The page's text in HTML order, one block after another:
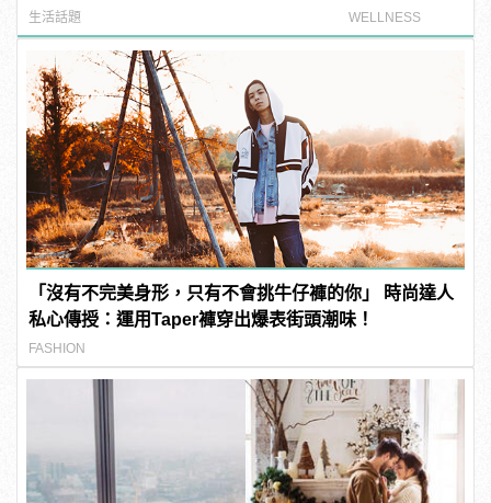
生活話題 WELLNESS
「沒有不完美身形，只有不會挑牛仔褲的你」 時尚達人
私心傳授：運用Taper褲穿出爆表街頭潮味！
FASHION